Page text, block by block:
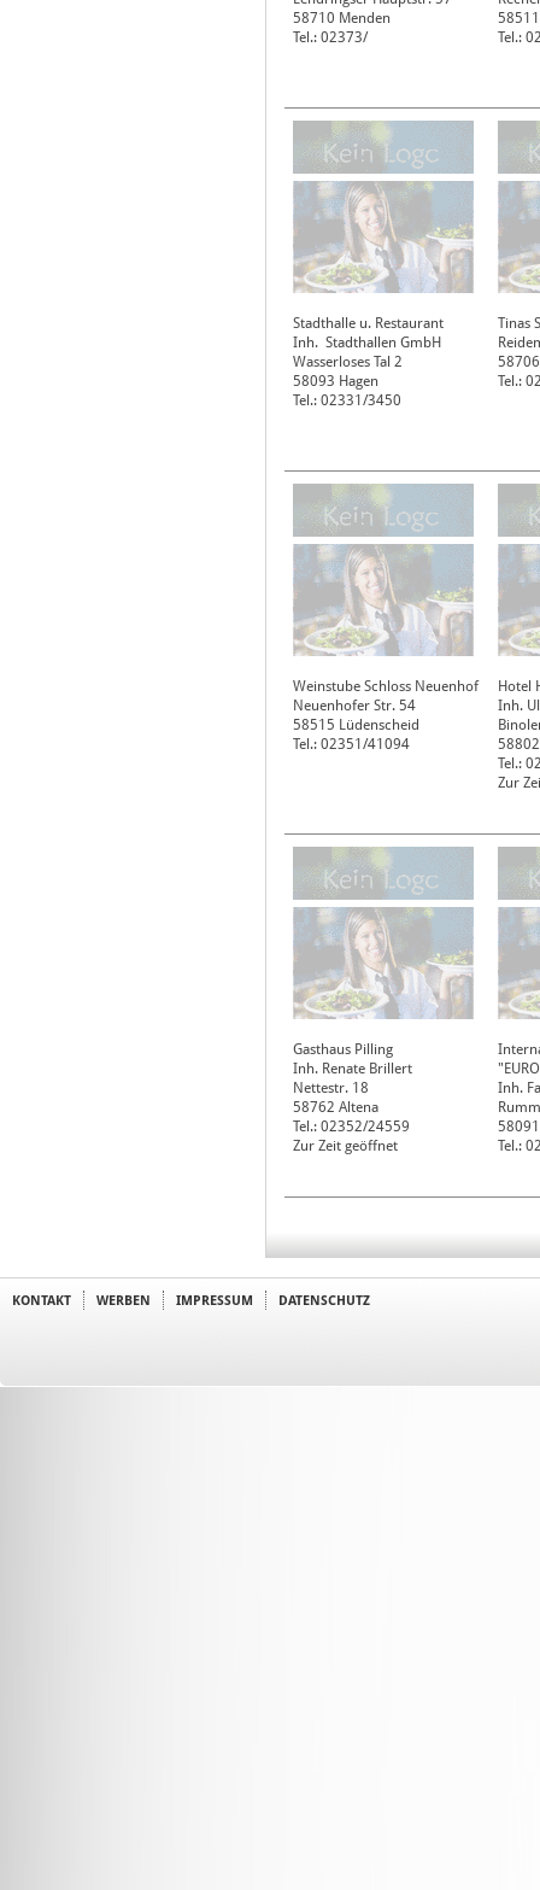
58710 Menden
Tel.: 02373/
58511
Tel.:
Stadthalle u. Restaurant
Inh. Stadthallen GmbH
Wasserloses Tal 2
58093 Hagen
Tel.: 02331/3450
Tinas
58706
Tel.:
Weinstube Schloss Neuenhof
Neuenhofer Str. 54
58515 Lüdenscheid
Tel.: 02351/41094
Hotel
Inh.
58802
Tel.:
Zur
Gasthaus Pilling
Inh. Renate Brillert
Nettestr. 18
58762 Altena
Tel.: 02352/24559
Zur Zeit geöffnet
Inh.
58091
Tel.:
KONTAKT WERBEN IMPRESSUM DATENSCHUTZ